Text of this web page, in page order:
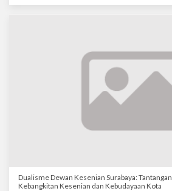
Dualisme Dewan Kesenian Surabaya:
Kebangkitan Kesenian dan Kebudayaan Kota